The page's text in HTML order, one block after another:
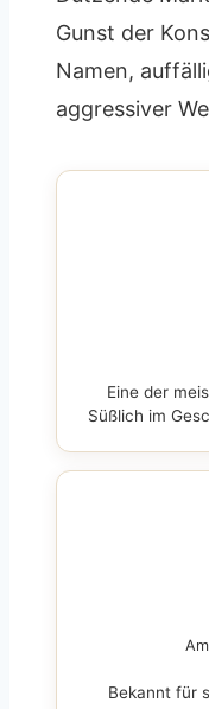
Gunst der
Namen,
aggressiver
Eine der
Süßlich im
Bekannt für